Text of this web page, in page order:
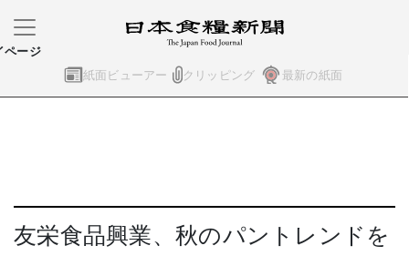
紙面ビューアー クリッピング 最新の紙面
ページ
友栄食品興業、秋のパントレンドを